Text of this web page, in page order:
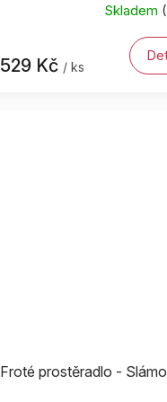
Skladem
529 Kč / ks
Froté prostěradlo -